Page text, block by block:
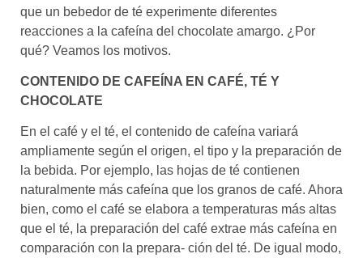
que un bebedor de té experimente diferentes
reacciones a la cafeína del chocolate amargo. ¿Por
qué? Veamos los motivos.
CONTENIDO DE CAFEÍNA EN CAFÉ, TÉ Y
CHOCOLATE
En el café y el té, el contenido de cafeína variará
ampliamente según el origen, el tipo y la preparación de
la bebida. Por ejemplo, las hojas de té contienen
naturalmente más cafeína que los granos de café. Ahora
bien, como el café se elabora a temperaturas más altas
que el té, la preparación del café extrae más cafeína en
comparación con la prepara- ción del té. De igual modo,